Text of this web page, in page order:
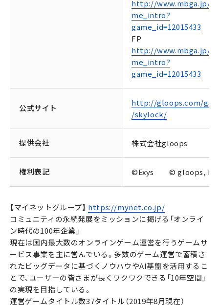
http://www.mbga.jp/
me_intro?
game_id=12015433
FP
http://www.mbga.jp/
me_intro?
game_id=12015433
公式サイト
http://gloops.com/
/skylock/
提供会社 株式会社gloops
権利表記 ©Exys © gloops,
【マイネットグループ】 https://mynet.co.jp/
コミュニティの永続発展をミッションに掲げる「オンライ
ン時代の100年企業」
現在は国内最大数のオンラインゲーム運営を行うゲームサ
ービス事業を主に営んでいる。多数のゲーム運営で蓄積さ
れたビッグデータに基づくノウハウやAI基盤を活用するこ
とで、ユーザーの皆さまが長くワクワクできる「10年空間」
の実現を目指している。
運営ゲームタイトル数37タイトル（2019年8月現在）